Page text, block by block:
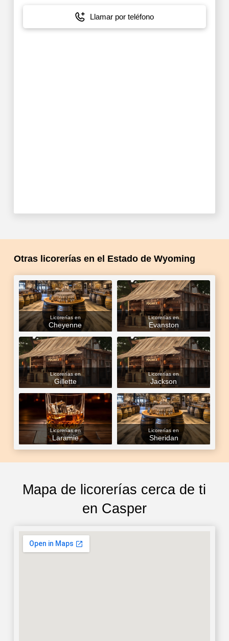
Llamar por teléfono
Otras licorerías en el Estado de Wyoming
Licorerías en
Cheyenne
Licorerías en
Evanston
Licorerías en
Gillette
Licorerías en
Jackson
Licorerías en
Laramie
Licorerías en
Sheridan
Mapa de licorerías cerca de ti
en Casper